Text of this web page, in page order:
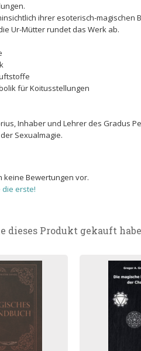
ihrer esoterisch-magischen
Ur-Mütter rundet das Werk ab.
für Koitusstellungen
Inhaber und Lehrer des Gradus
Sexualmagie.
keine Bewertungen vor.
die erste!
dieses Produkt gekauft